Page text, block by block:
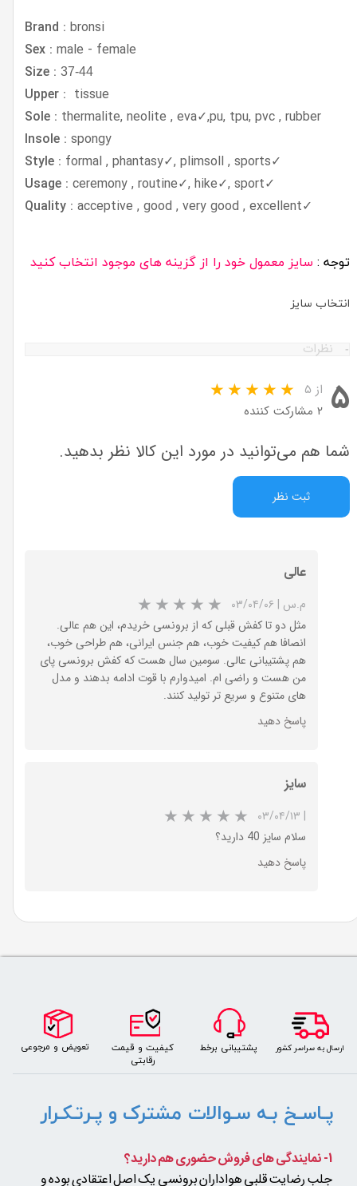
Brand : bronsi
Sex : male - female
Size : 37-44
Upper : tissue
Sole : thermalite, neolite , eva✓,pu, tpu, pvc , rubber
Insole : spongy
✓
Style : formal , phantasy✓, plimsoll , sports
✓
Usage : ceremony , routine✓, hike✓, sport
✓
Quality : acceptive , good , very good , excellent
توجه : سایز معمول خود را از گزینه های موجود انتخاب کنید
انتخاب سایز
نظرات
۵ از ۵
۲ مشارکت کننده
شما هم می‌توانید در مورد این کالا نظر بدهید.
ثبت نظر
عالی
م.س | ۰۳/۰۴/۰۶
مثل دو تا کفش قبلی که از برونسی خریدم، این هم عالی.
انصافا هم کیفیت خوب، هم جنس ایرانی، هم طراحی خوب،
هم پشتیبانی عالی. سومین سال هست که کفش برونسی پای
من هست و راضی ام. امیدوارم با قوت ادامه بدهند و مدل
های متنوع و سریع تر تولید کنند.
پاسخ دهید
سایز
| ۰۳/۰۴/۱۳
سلام سایز 40 دارید؟
پاسخ دهید
​ارسال به سراسر کشور پشتیبانی برخط
کیفیت و قیمت
رقابتی
​​​تعویض و مرجوعی
پـاسـخ بـه سـوالات مشترک و پـرتـکـرار
1- نمایندگی های فروش حضوری هم دارید؟
جلب رضایت قلبی هواداران برونسی یک اصل اعتقادی بوده و